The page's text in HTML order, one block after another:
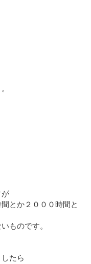
が
とか２０００時間と
ものです。
たら